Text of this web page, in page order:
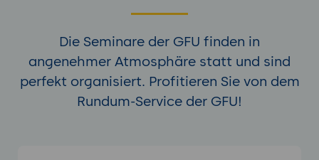
Die Seminare der GFU finden in
angenehmer Atmosphäre statt und sind
perfekt organisiert. Profitieren Sie von dem
Rundum-Service der GFU!